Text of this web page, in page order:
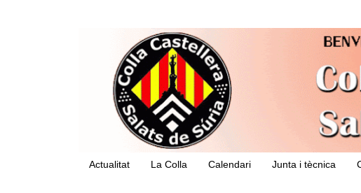
Actualitat La Colla Calendari Junta i tècnica